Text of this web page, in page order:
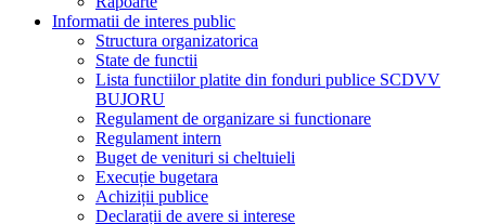
Informatii de interes public
Structura organizatorica
State de functii
Lista functiilor platite din fonduri publice SCDVV
BUJORU
Regulament de organizare si functionare
Regulament intern
Buget de venituri si cheltuieli
Execuție bugetara
Achiziții publice
Declarații de avere si interese